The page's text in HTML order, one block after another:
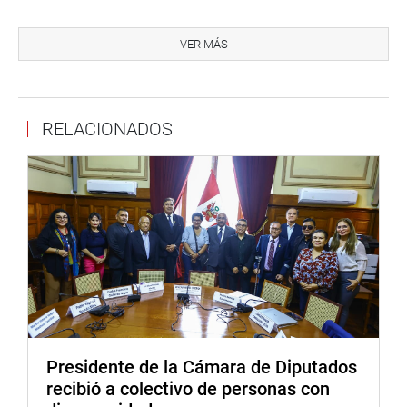
ocultarse transferencias manipuladas o traslados de
fondos a paraísos fiscales con el fin de evadir impuestos
permitirá garantizar que las cuentas en el extranjero se
declaren correctamente.
«El 16 de octubre pasado, el Perú ingresó a este Foro
Global sobre Transparencia e Intercambio de Información.
A diciembre de este año se concretará la primera
colaboración automática de nuestro país hacia el foro,
sobre los grandes patrimonios localizados en Andorra,
Suiza, Islas Caimán, Luxemburgo, Panamá, Aruba y otros
una mejor auditoria sobre el cumplimiento en el pago de
impuestos», detalló.
VER MÁS
RELACIONADOS
Presidente de la Cámara de Diputados
recibió a colectivo de personas con